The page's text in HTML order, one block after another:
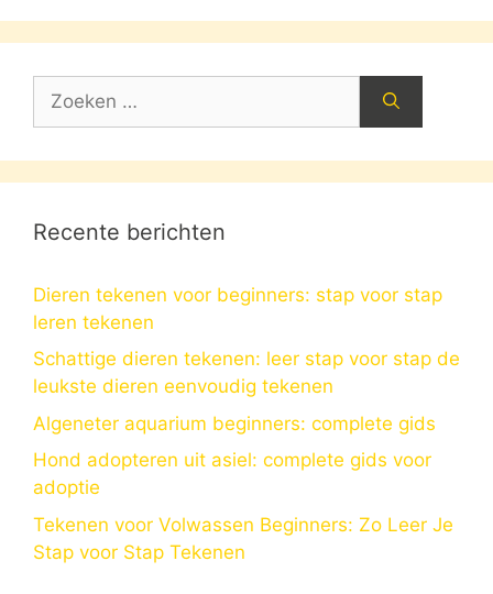
naar:
Recente berichten
Dieren tekenen voor beginners: stap voor stap
leren tekenen
Schattige dieren tekenen: leer stap voor stap de
leukste dieren eenvoudig tekenen
Algeneter aquarium beginners: complete gids
Hond adopteren uit asiel: complete gids voor
adoptie
Tekenen voor Volwassen Beginners: Zo Leer Je
Stap voor Stap Tekenen